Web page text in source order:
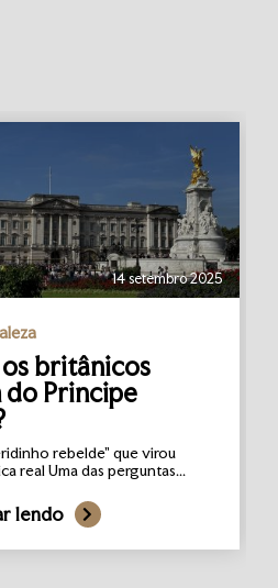
14 setembro 2025
britânicos
do Principe
rebelde" que virou
real Uma das perguntas...
lendo